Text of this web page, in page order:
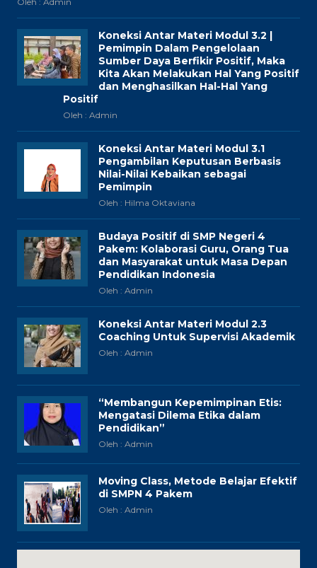
Koneksi Antar Materi Modul 3.2 |
Pemimpin Dalam Pengelolaan
Sumber Daya Berfikir Positif, Maka
Kita Akan Melakukan Hal Yang Positif
dan Menghasilkan Hal-Hal Yang
Positif
Oleh : Admin
Koneksi Antar Materi Modul 3.1
Pengambilan Keputusan Berbasis
Nilai-Nilai Kebaikan sebagai
Pemimpin
Oleh : Hilma Oktaviana
Budaya Positif di SMP Negeri 4
Pakem: Kolaborasi Guru, Orang Tua
dan Masyarakat untuk Masa Depan
Pendidikan Indonesia
Oleh : Admin
Koneksi Antar Materi Modul 2.3
Coaching Untuk Supervisi Akademik
Oleh : Admin
“Membangun Kepemimpinan Etis:
Mengatasi Dilema Etika dalam
Pendidikan”
Oleh : Admin
Moving Class, Metode Belajar Efektif
di SMPN 4 Pakem
Oleh : Admin